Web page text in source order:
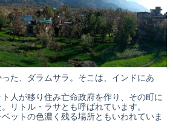
た、ダラムサラ。そこは、インドにあ
人が移り住み亡命政府を作り、その町に
リトル・ラサとも呼ばれています。
ットの色濃く残る場所ともいわれていま